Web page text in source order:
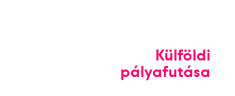
Külföldi
pályafutása